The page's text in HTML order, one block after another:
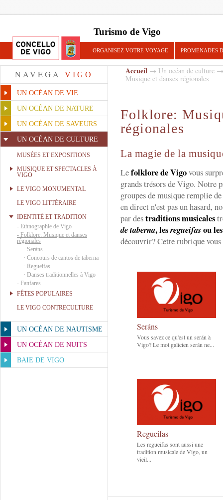
Turismo de Vigo
ORGANISEZ VOTRE VOYAGE PROMENADES
NAVEGA VIGO
UN OCÉAN DE VIE
UN OCÉAN DE NATURE
UN OCÉAN DE SAVEURS
UN OCÉAN DE CULTURE
MUSÉES ET EXPOSITIONS
MUSIQUE ET SPECTACLES À
VIGO
LE VIGO MONUMENTAL
LE VIGO LITTÉRAIRE
IDENTITÉ ET TRADITION
- Ethnographie de Vigo
- Folklore: Musique et danses
régionales
· Seráns
· Concours de cantos de taberna
· Regueifas
· Danses traditionnelles à Vigo
- Fanfares
FÊTES POPULAIRES
LE VIGO CONTRECULTURE
UN OCÉAN DE NAUTISME
UN OCÉAN DE NUITS
BAIE DE VIGO
Accueil → Un océan de culture
Musique et danses régionales
Folklore:
régionales
La magie de la
Lefolklore de Vigovous
grands trésors de Vigo. Notre
groupes de musique remplie
en direct n'est pas un hasard,
par destraditions musicales
de taberna, lesregueifasou
découvrir? Cette rubrique
Seráns
Vous savez ce qu'est un serán à
Vigo? Le mot galicien serán ne...
Regueifas
Les regueifas sont aussi une
tradition musicale de Vigo, un
vieil...